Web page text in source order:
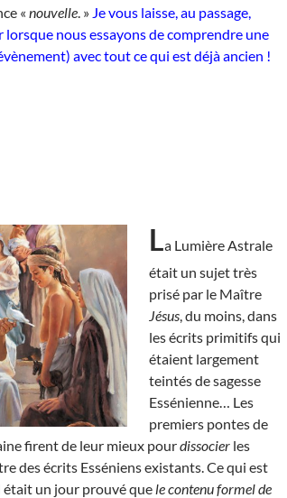
« nouvelle. » Je vous laisse, au passage,
nous essayons de comprendre une
avec tout ce qui est déjà ancien !
La Lumière Astrale
était un sujet très
prisé par le Maître
Jésus, du moins, dans
les écrits primitifs qui
étaient largement
teintés de sagesse
Essénienne… Les
premiers pontes de
firent de leur mieux pourdissocier les
des écrits Esséniens existants. Ce qui est
était un jour prouvé que le contenu formel de